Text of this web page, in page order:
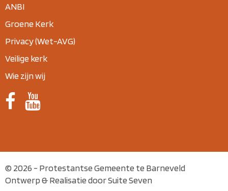
ANBI
Groene Kerk
Privacy (Wet-AVG)
Veilige kerk
Wie zijn wij
© 2026 - Protestantse Gemeente te Barneveld
Ontwerp & Realisatie door Suite Seven